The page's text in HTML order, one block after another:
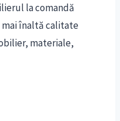
la comandă
mai înaltă calitate
materiale,